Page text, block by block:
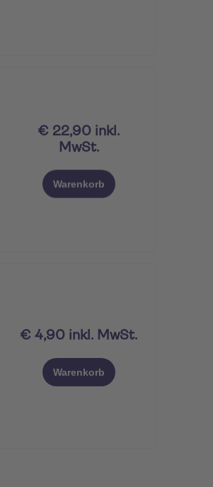
€ 22,90 inkl.
MwSt.
Warenkorb
€ 4,90 inkl. MwSt.
Warenkorb